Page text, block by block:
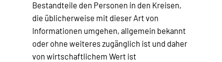
Bestandteile den Personen in den Kreisen,
die üblicherweise mit dieser Art von
Informationen umgehen, allgemein bekannt
oder ohne weiteres zugänglich ist und daher
von wirtschaftlichem Wert ist